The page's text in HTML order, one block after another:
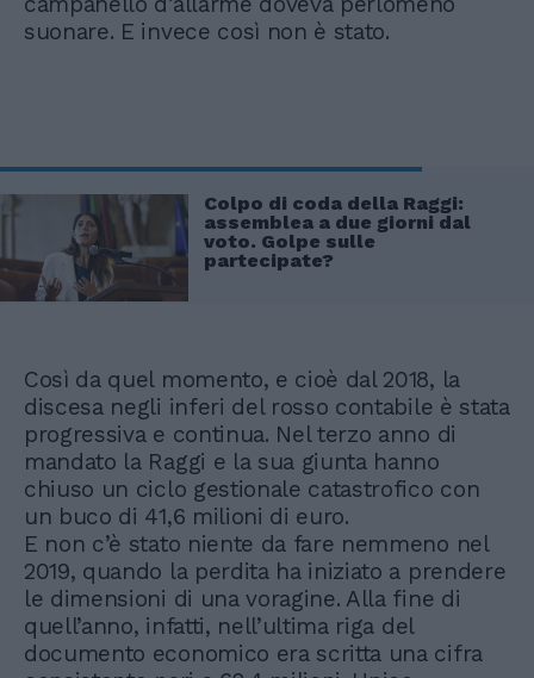
suonare. E invece così non è stato.
Colpo di coda della Raggi:
assemblea a due giorni dal
voto. Golpe sulle
partecipate?
Così da quel momento, e cioè dal 2018, la
discesa negli inferi del rosso contabile è stata
progressiva e continua. Nel terzo anno di
mandato la Raggi e la sua giunta hanno
chiuso un ciclo gestionale catastrofico con
un buco di 41,6 milioni di euro.
E non c’è stato niente da fare nemmeno nel
2019, quando la perdita ha iniziato a prendere
le dimensioni di una voragine. Alla fine di
quell’anno, infatti, nell’ultima riga del
documento economico era scritta una cifra